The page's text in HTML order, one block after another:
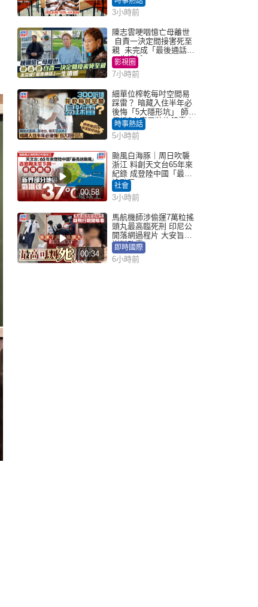
3小時前
陳志雲哽咽憶亡母離世
自責一決定間接害死至
親 未完成「最後通話」
一生遺憾
影視圈
7小時前
細單位榨乾每吋空間易
踩雷？ 暗藏入住半年必
後悔「5大隱形坑」 師傅
傳授6字家居裝修錦囊｜
Juicy叮
時事熱話
5小時前
00:58
颱風白海豚｜周日吹襲
浙江 料創天文台65年來
紀錄 成登陸中國「最長
途颱風」
社會
3小時前
00:34
馬航機師涉偷運7萬粒搖
頭丸最高臨死刑 印尼公
開落網過程片 大安旨意
豈料敗露
即時國際
6小時前